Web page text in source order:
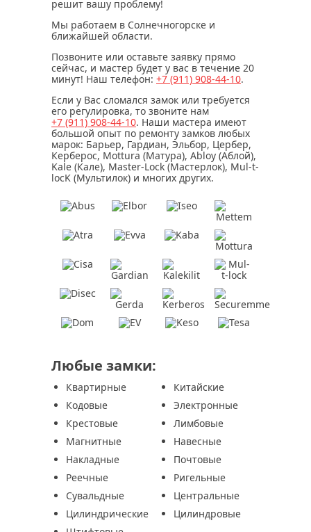
решит вашу проблему!
Мы работаем в Солнечногорске и
ближайшей области.
Позвоните или оставьте заявку прямо
сейчас, и мастер будет у вас в течение 20
минут! Наш телефон: +7 (911) 908-44-10.
Если у Вас сломался замок или требуется
его регулировка, то звоните нам
+7 (911) 908-44-10. Наши мастера имеют
большой опыт по ремонту замков любых
марок: Барьер, Гардиан, Эльбор, Цербер,
Керберос, Mottura (Матура), Abloy (Аблой),
Kale (Кале), Master-Lock (Мастерлок), Mul-t-
locK (Мультилок) и многих других.
Любые замки:
Квартирные
Китайские
Кодовые
Электронные
Крестовые
Лимбовые
Магнитные
Навесные
Накладные
Почтовые
Реечные
Ригельные
Сувальдные
Центральные
Цилиндрические
Цилиндровые